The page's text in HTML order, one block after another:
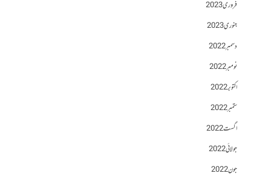
فروری 2023
جنوری 2023
دسمبر 2022
نومبر 2022
اکتوبر 2022
ستمبر 2022
اگست 2022
جولائی 2022
جون 2022